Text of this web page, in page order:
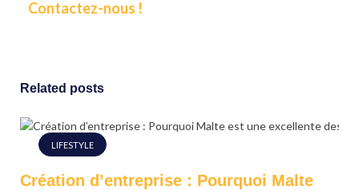
Contactez-nous !
Related posts
LIFESTYLE
Création d’entreprise : Pourquoi Malte